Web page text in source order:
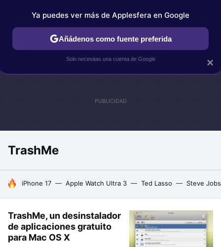
IPHONE TUTORIALES APPLESFERA SELECCIÓN
TrashMe
HOY SE HABLA DE
iPhone 17 Apple Watch Ultra 3 Ted Lasso Steve Jobs
TrashMe, un desinstalador
de aplicaciones gratuito
para Mac OS X
×
Ya puedes ver más de Applesfera en Google
Añádenos como fuente preferida
Solo necesitas una cuenta de Google